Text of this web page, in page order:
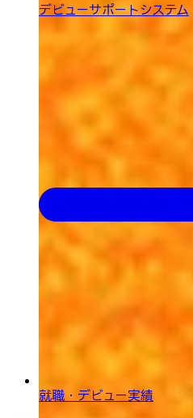
デビューサポートシステム
就職・デビュー実績